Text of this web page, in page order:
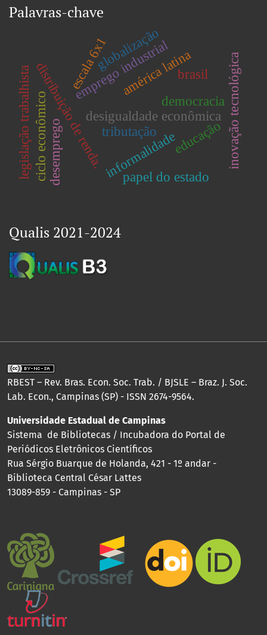
Palavras-chave
américa latina
desigualdade econômica
distribuição de renda. inovação tecnológica
legislação trabalhista brasil
informalidade
papel do estado
ciclo econômico
emprego industrial
desemprego
escala 6x1globalização
educação
democracia
tributação
Qualis 2021-2024
RBEST – Rev. Bras. Econ. Soc. Trab. / BJSLE – Braz. J. Soc.
Lab. Econ., Campinas (SP) - ISSN 2674-9564.
Universidade Estadual de Campinas
Sistema de Bibliotecas / Incubadora do Portal de
Periódicos Eletrônicos Científicos
Rua Sérgio Buarque de Holanda, 421 - 1º andar -
Biblioteca Central César Lattes
13089-859 - Campinas - SP